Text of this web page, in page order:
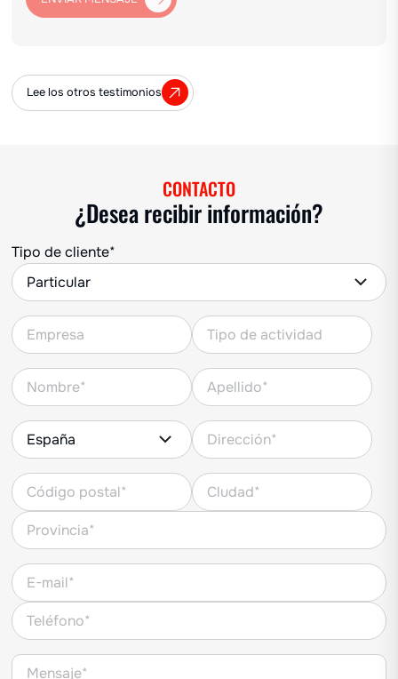
Lee los otros testimonios
CONTACTO
¿Desea recibir información?
Tipo de cliente*